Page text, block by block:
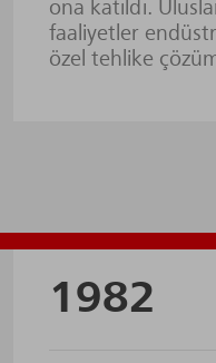
ona katıldı.
faaliyetler
özel tehlike
1982